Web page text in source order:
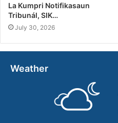
La Kumpri Notifikasaun
Tribunál, SIK…
July 30, 2026
Weather